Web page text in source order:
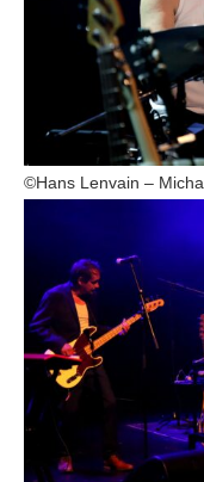
©Hans Lenvain –